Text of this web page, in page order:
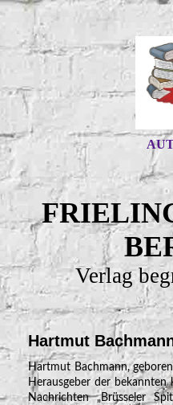
Verlag
Hartmut
Hartmut Bachmann,
Herausgeber der
Nachrichten „Brüsseler